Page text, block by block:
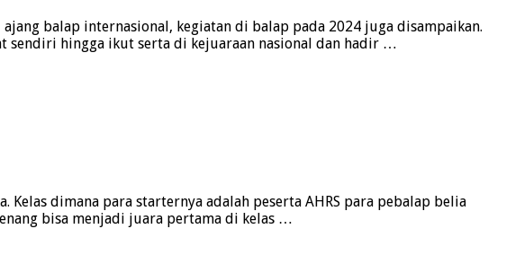
balap internasional, kegiatan di balap pada 2024 juga disampaikan.
sendiri hingga ikut serta di kejuaraan nasional dan hadir …
dimana para starternya adalah peserta AHRS para pebalap belia
bisa menjadi juara pertama di kelas …